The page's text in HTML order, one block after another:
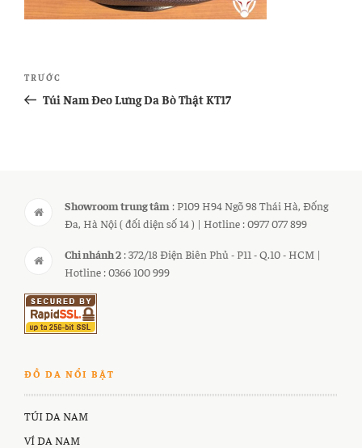
Điều
hướng
Bài
cũ
TRƯỚC
Túi Nam Đeo Lưng Da Bò Thật KT17
Showroom trung tâm : P109 H94 Ngõ 98 Thái Hà, Đống
Đa, Hà Nội ( đối diện số 14 ) | Hotline : 0977 077 899
Chi nhánh 2 : 372/18 Điện Biên Phủ - P11 - Q.10 - HCM |
Hotline : 0366 100 999
ĐỒ DA NỔI BẬT
TÚI DA NAM
VÍ DA NAM